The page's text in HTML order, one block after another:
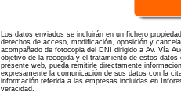
Los datos enviados se incluirán en un fichero
derechos de acceso, modificación, oposición y
acompañado de fotocopia del DNI dirigido a Av. Vía
objetivo de la recogida y el tratamiento de estos
presente web, pueda remitirle directamente
expresamente la comunicación de sus datos con la
información referida a las empresas incluidas en
veracidad.